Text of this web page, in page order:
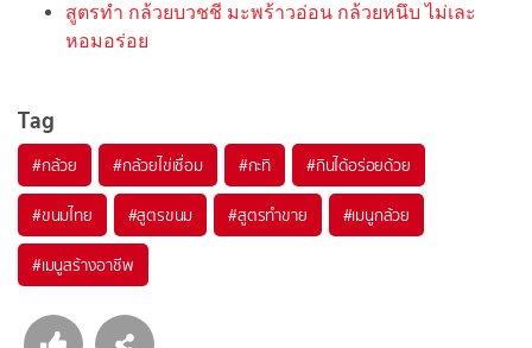
สูตรทำ กล้วยบวชชี มะพร้าวอ่อน กล้วยหนึบ ไม่เละ
หอมอร่อย
Tag
#กล้วย #กล้วยไข่เชื่อม #กะทิ #กินได้อร่อยด้วย
#ขนมไทย #สูตรขนม #สูตรทำขาย #เมนูกล้วย
#เมนูสร้างอาชีพ